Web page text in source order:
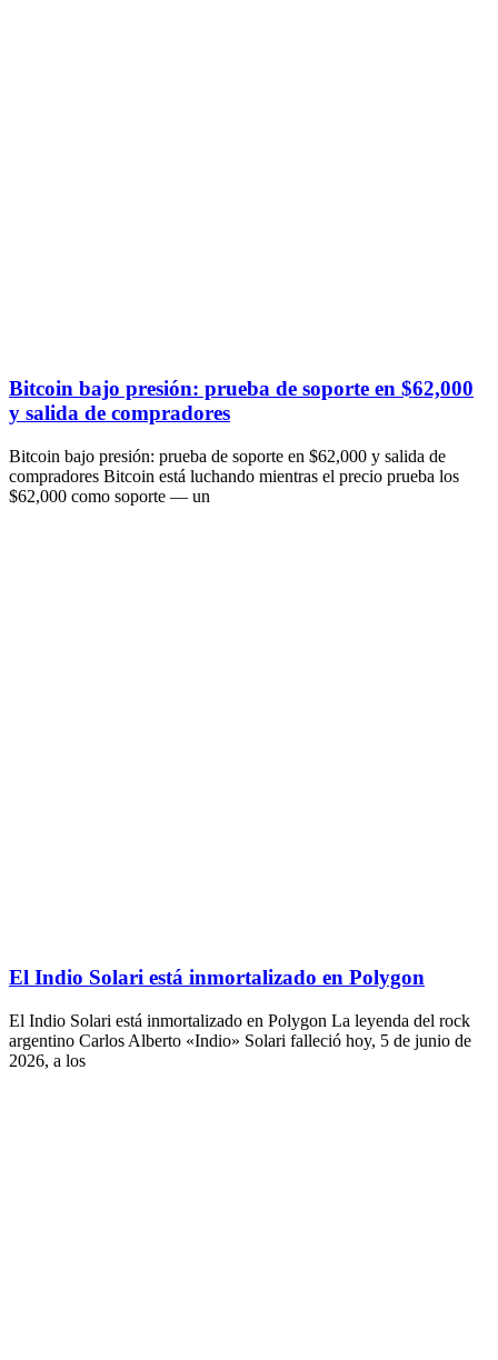
Bitcoin bajo presión: prueba de soporte en $62,000
y salida de compradores
Bitcoin bajo presión: prueba de soporte en $62,000 y salida de
compradores Bitcoin está luchando mientras el precio prueba los
$62,000 como soporte — un
El Indio Solari está inmortalizado en Polygon
El Indio Solari está inmortalizado en Polygon La leyenda del rock
argentino Carlos Alberto «Indio» Solari falleció hoy, 5 de junio de
2026, a los